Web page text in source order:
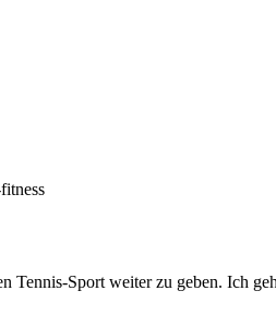
Tennis-Sport weiter zu geben. Ich